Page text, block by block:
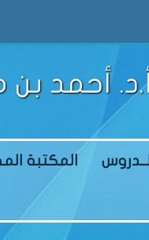
أحمد بن
المكتبة